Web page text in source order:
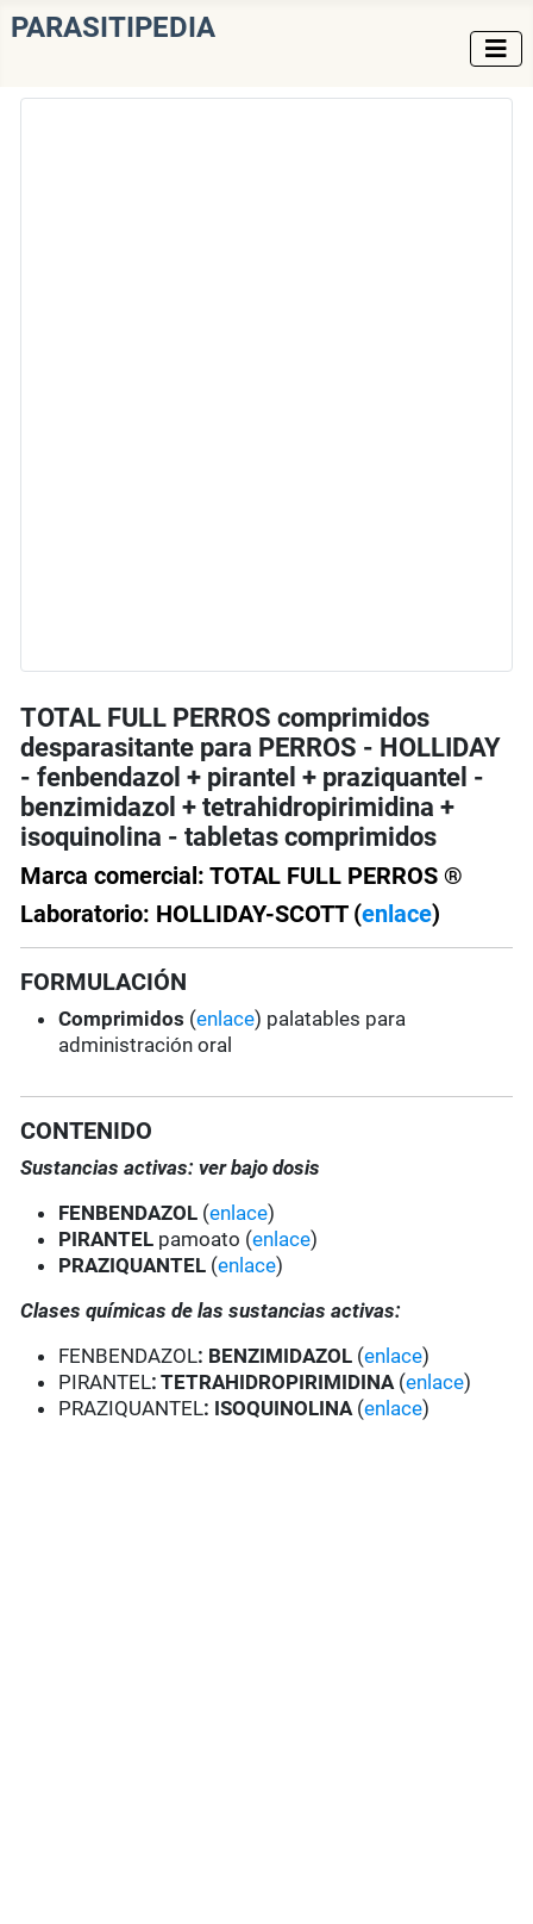
PARASITIPEDIA
TOTAL FULL PERROS comprimidos
desparasitante para PERROS - HOLLIDAY
- fenbendazol + pirantel + praziquantel -
benzimidazol + tetrahidropirimidina +
isoquinolina - tabletas comprimidos
Marca comercial: TOTAL FULL PERROS ®
Laboratorio: HOLLIDAY-SCOTT (enlace)
FORMULACIÓN
Comprimidos (enlace) palatables para
administración oral
CONTENIDO
Sustancias activas: ver bajo dosis
FENBENDAZOL (enlace)
PIRANTEL pamoato (enlace)
PRAZIQUANTEL (enlace)
Clases químicas de las sustancias activas:
FENBENDAZOL: BENZIMIDAZOL (enlace)
PIRANTEL:TETRAHIDROPIRIMIDINA(enlace)
PRAZIQUANTEL: ISOQUINOLINA(enlace)